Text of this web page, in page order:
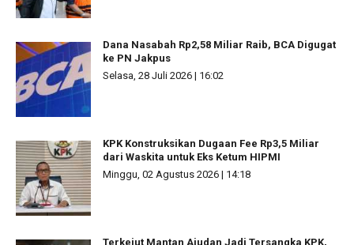
Dana Nasabah Rp2,58 Miliar Raib, BCA Digugat
ke PN Jakpus
Selasa, 28 Juli 2026 | 16:02
KPK Konstruksikan Dugaan Fee Rp3,5 Miliar
dari Waskita untuk Eks Ketum HIPMI
Minggu, 02 Agustus 2026 | 14:18
Terkejut Mantan Ajudan Jadi Tersangka KPK,